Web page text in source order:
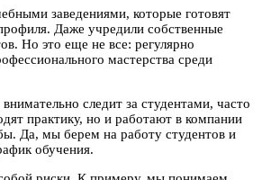
заведениями, которые готовят
Даже учредили собственные
Но это еще не все: регулярно
мастерства среди
следит за студентами, часто
практику, но и работают в компании
Да, мы берем на работу студентов и
обучения.